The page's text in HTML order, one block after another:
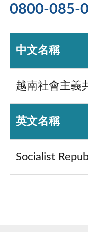
0800-085-
中文名稱
越南社會主義
英文名稱
Socialist